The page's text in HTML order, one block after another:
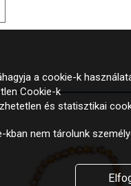
a cookie-k
Cookie-k
és statisztikai
kban nem tárolunk